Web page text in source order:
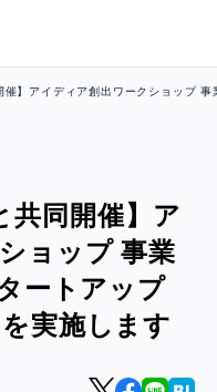
催】アイディア創出ワークショップ
共同開催】ア
ョップ 事業
ートアップ
実施します